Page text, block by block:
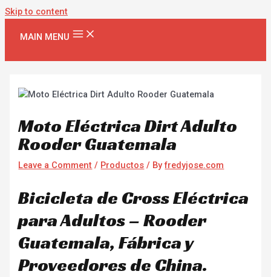
Skip to content
MAIN MENU
Moto Eléctrica Dirt Adulto
Rooder Guatemala
Leave a Comment / Productos / Byfredyjose.com
Bicicleta de Cross Eléctrica
para Adultos – Rooder
Guatemala, Fábrica y
Proveedores de China.